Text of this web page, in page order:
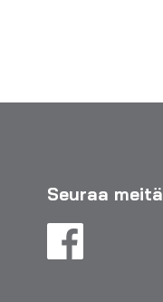
Seuraa meitä